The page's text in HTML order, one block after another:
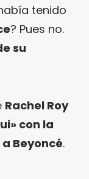
tenido
? Pues no.
su
Rachel Roy
con la
Beyoncé.